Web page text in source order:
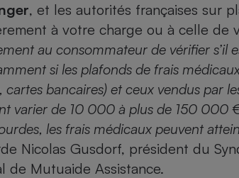
, et les autorités françaises sur
à votre charge ou à celle de
au consommateur de vérifier s’il
si les plafonds de frais
bancaires) et ceux vendus par
varier de 10 000 à plus de 150 000
les frais médicaux peuvent
Nicolas Gusdorf, président du
de Mutuaide Assistance.
- Drive
Circuits courts et
alimentation locale
Banque en ligne
auto
hotte aspirante
mobile
balai
traîneau
cafetière automatique
robot cuiseur
centrale vapeur
- Gaz
Panneaux
photovoltaïques
imprimante multifonction
ordinateur portable
ultrabook
tablette tactile
électrique
- Médicament
santé - Complémentaire santé
Puériculture - Produit
pour bébé
de votre